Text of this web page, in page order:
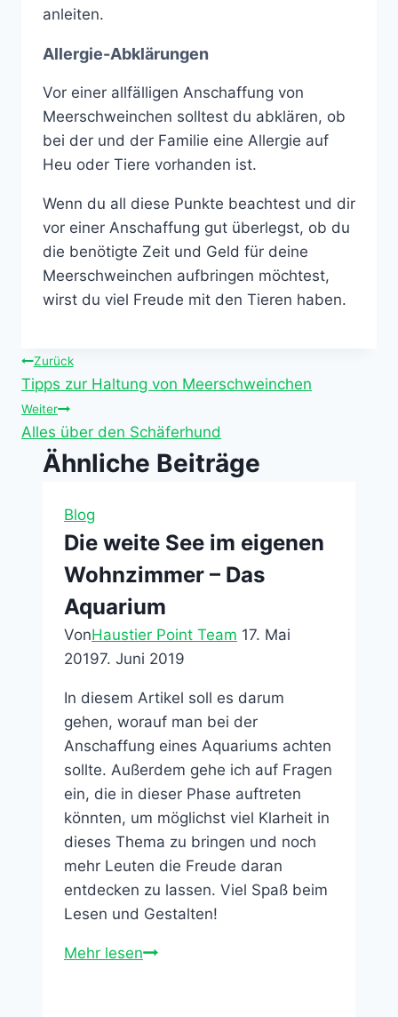
anleiten.
Allergie-Abklärungen
Vor einer allfälligen Anschaffung von
Meerschweinchen solltest du abklären, ob
bei der und der Familie eine Allergie auf
Heu oder Tiere vorhanden ist.
Wenn du all diese Punkte beachtest und dir
vor einer Anschaffung gut überlegst, ob du
die benötigte Zeit und Geld für deine
Meerschweinchen aufbringen möchtest,
wirst du viel Freude mit den Tieren haben.
Beitragsnavigation
Zurück
Tipps zur Haltung von Meerschweinchen
Weiter
Alles über den Schäferhund
Ähnliche Beiträge
Blog
Die weite See im eigenen
Wohnzimmer – Das
Aquarium
VonHaustier Point Team 17. Mai
20197. Juni 2019
In diesem Artikel soll es darum
gehen, worauf man bei der
Anschaffung eines Aquariums achten
sollte. Außerdem gehe ich auf Fragen
ein, die in dieser Phase auftreten
könnten, um möglichst viel Klarheit in
dieses Thema zu bringen und noch
mehr Leuten die Freude daran
entdecken zu lassen. Viel Spaß beim
Lesen und Gestalten!
Mehr lesenDie